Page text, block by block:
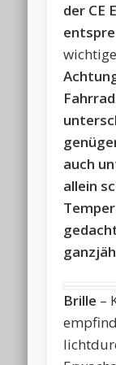
der CE
auch
allein
Brille –